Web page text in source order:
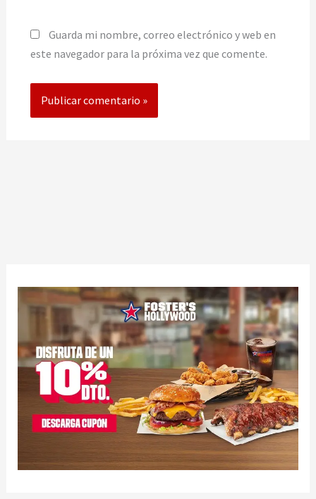
Guarda mi nombre, correo electrónico y web en
este navegador para la próxima vez que comente.